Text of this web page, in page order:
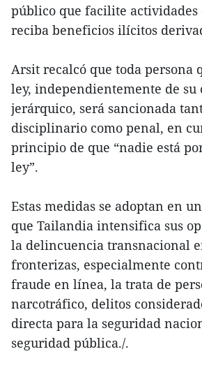
público que facilite actividades
reciba beneficios ilícitos
Arsit recalcó que toda
ley, independientemente de su
jerárquico, será sancionada
disciplinario como penal, en
principio de que “nadie está
ley”.
Estas medidas se adoptan en
que Tailandia intensifica sus
la delincuencia transnacional
fronterizas, especialmente
fraude en línea, la trata de
narcotráfico, delitos
directa para la seguridad
seguridad pública./.